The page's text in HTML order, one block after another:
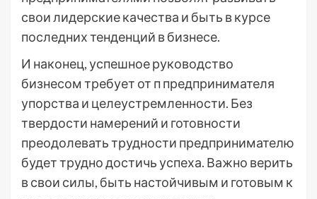
свои лидерские качества и быть в курсе
последних тенденций в бизнесе.
И наконец, успешное руководство
бизнесом требует от п предпринимателя
упорства и целеустремленности. Без
твердости намерений и готовности
преодолевать трудности предпринимателю
будет трудно достичь успеха. Важно верить
в свои силы, быть настойчивым и готовым к